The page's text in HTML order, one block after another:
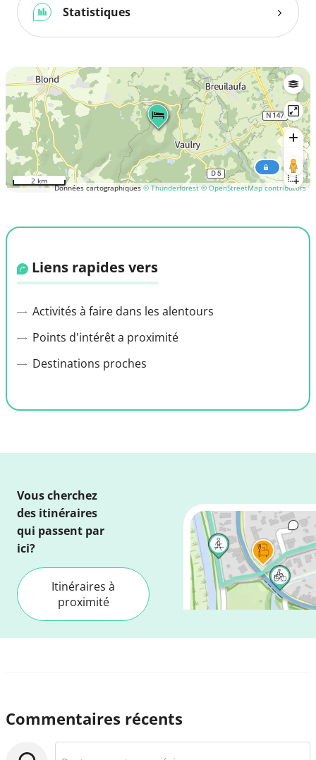
Statistiques
Données cartographiques © Thunderforest © OpenStreetMap contributors
2 km
Liens rapides vers
Activités à faire dans les alentours
Points d'intérêt a proximité
Destinations proches
Vous cherchez
des itinéraires
qui passent par
ici?
Itinéraires à
proximité
Commentaires récents